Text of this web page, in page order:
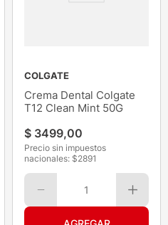
COLGATE
Crema Dental Colgate
T12 Clean Mint 50G
$ 3499,00
Precio sin impuestos
nacionales: $2891
1